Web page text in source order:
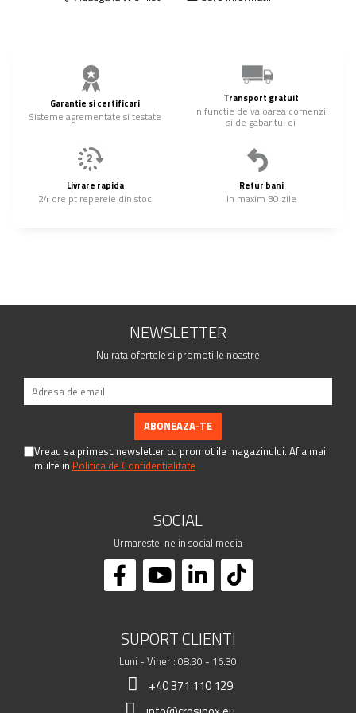
Garantie si certificari
Sisteme agrementate si testate
Transport gratuit
In functie de valoarea comenzii
si de gabaritul ei
Livrare rapida
24 ore pt reperele din stoc
Retur bani
In maxim 30 zile
NEWSLETTER
Nu rata ofertele si promotiile noastre
Vreau sa primesc newsletter cu promotiile magazinului. Afla mai
multe in Politica de Confidentialitate
SOCIAL
Urmareste-ne in social media
SUPORT CLIENTI
Luni - Vineri: 08.30 - 16.30
+40 371 110 129